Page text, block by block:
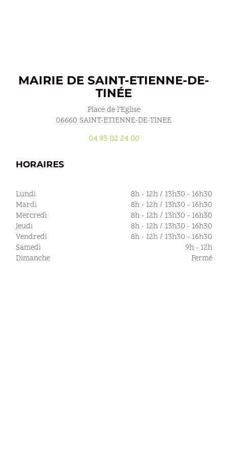
MAIRIE DE SAINT-ETIENNE-DE-
TINÉE
Place de l’Eglise
06660 SAINT-ETIENNE-DE-TINEE
04 93 02 24 00
HORAIRES
Lundi
8h - 12h / 13h30 - 16h30
Mardi
8h - 12h / 13h30 - 16h30
Mercredi
8h - 12h / 13h30 - 16h30
Jeudi
8h - 12h / 13h30 - 16h30
Vendredi
8h - 12h / 13h30 - 16h30
Samedi
9h - 12h
Dimanche
Fermé